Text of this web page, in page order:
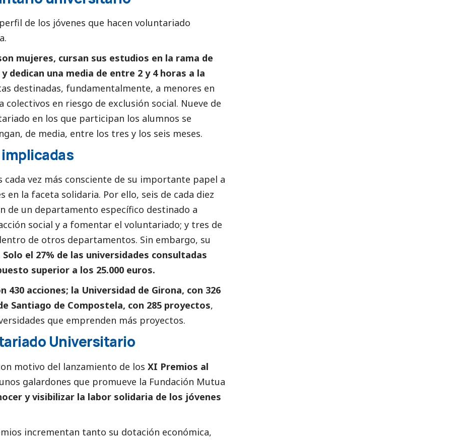
de los jóvenes que hacen voluntariado
mujeres, cursan sus estudios en la rama de
dedican una media de entre 2 y 4 horas a la
destinadas, fundamentalmente, a menores en
colectivos en riesgo de exclusión social. Nueve de
en los que participan los alumnos se
de media, entre los tres y los seis meses.
cada vez más consciente de su importante papel a
en la faceta solidaria. Por ello, seis de cada diez
de un departamento específico destinado a
social y a fomentar el voluntariado; y tres de
de otros departamentos. Sin embargo, su
Solo el 27% de las universidades consultadas
superior a los 25.000 euros.
430 acciones; la Universidad de Girona, con 326
Santiago de Compostela, con 285 proyectos,
que emprenden más proyectos.
Universitario
motivo del lanzamiento de los XI Premios al
unos galardones que promueve la Fundación Mutua
y visibilizar la labor solidaria de los jóvenes
incrementan tanto su dotación económica,